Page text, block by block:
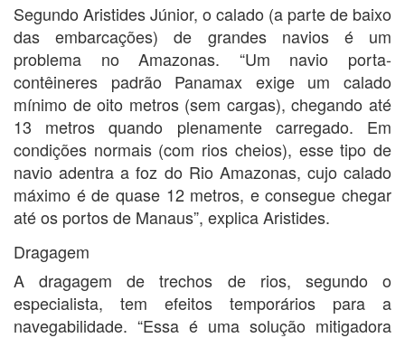
Segundo Aristides Júnior, o calado (a parte de baixo
das embarcações) de grandes navios é um
problema no Amazonas. “Um navio porta-
contêineres padrão Panamax exige um calado
mínimo de oito metros (sem cargas), chegando até
13 metros quando plenamente carregado. Em
condições normais (com rios cheios), esse tipo de
navio adentra a foz do Rio Amazonas, cujo calado
máximo é de quase 12 metros, e consegue chegar
até os portos de Manaus”, explica Aristides.
Dragagem
A dragagem de trechos de rios, segundo o
especialista, tem efeitos temporários para a
navegabilidade. “Essa é uma solução mitigadora